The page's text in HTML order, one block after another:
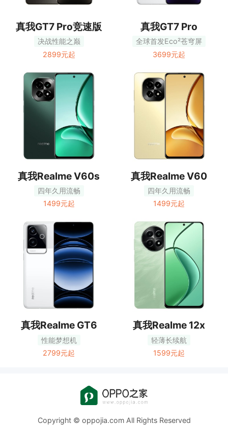
真我GT7 Pro竞速版
决战性能之巅
2899元起
真我GT7 Pro
全球首发Eco²苍穹屏
3699元起
真我Realme V60s
四年久用流畅
1499元起
真我Realme V60
四年久用流畅
1499元起
真我Realme GT6
性能梦想机
2799元起
真我Realme 12x
轻薄长续航
1599元起
Copyright © oppojia.com All Rights Reserved